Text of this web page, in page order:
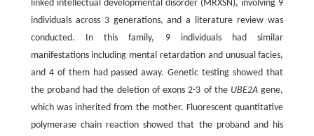
linked intellectual developmental disorder (MRXSN), involving 9
individuals across 3 generations, and a literature review was
conducted. In this family, 9 individuals had similar
manifestations including mental retardation and unusual facies,
and 4 of them had passed away. Genetic testing showed that
the proband had the deletion of exons 2-3 of the UBE2A gene,
which was inherited from the mother. Fluorescent quantitative
polymerase chain reaction showed that the proband and his